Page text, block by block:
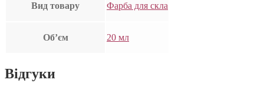
Вид товару Фарба для скла
Об’єм 20 мл
Відгуки